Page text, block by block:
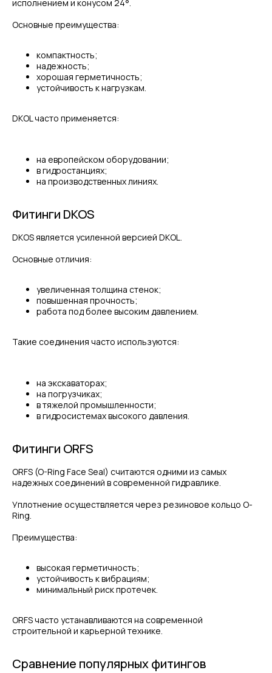
исполнением и конусом 24°.
Основные преимущества:
компактность;
надежность;
хорошая герметичность;
устойчивость к нагрузкам.
DKOL часто применяется:
на европейском оборудовании;
в гидростанциях;
на производственных линиях.
Фитинги DKOS
DKOS является усиленной версией DKOL.
Основные отличия:
увеличенная толщина стенок;
повышенная прочность;
работа под более высоким давлением.
Такие соединения часто используются:
на экскаваторах;
на погрузчиках;
в тяжелой промышленности;
в гидросистемах высокого давления.
Фитинги ORFS
ORFS (O-Ring Face Seal) считаются одними из самых
надежных соединений в современной гидравлике.
Уплотнение осуществляется через резиновое кольцо O-
Ring.
Преимущества:
высокая герметичность;
устойчивость к вибрациям;
минимальный риск протечек.
ORFS часто устанавливаются на современной
строительной и карьерной технике.
Сравнение популярных фитингов